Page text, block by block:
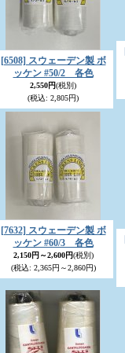
[6508] スウェーデン製 ボ
ッケン #50/2 各色
2,550円(税別)
(税込: 2,805円)
[7632] スウェーデン製 ボ
ッケン #60/3 各色
2,150円～2,600円(税別)
(税込: 2,365円～2,860円)